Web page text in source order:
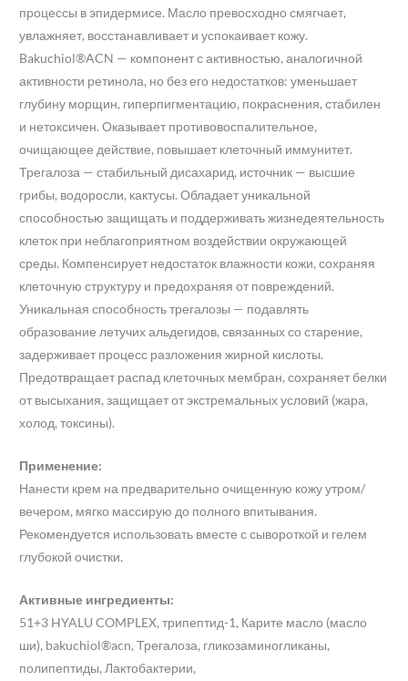
процессы в эпидермисе. Масло превосходно смягчает,
увлажняет, восстанавливает и успокаивает кожу.
Bakuchiol®ACN — компонент с активностью, аналогичной
активности ретинола, но без его недостатков: уменьшает
глубину морщин, гиперпигментацию, покраснения, стабилен
и нетоксичен. Оказывает противовоспалительное,
очищающее действие, повышает клеточный иммунитет.
Трегалоза — стабильный дисахарид, источник — высшие
грибы, водоросли, кактусы. Обладает уникальной
способностью защищать и поддерживать жизнедеятельность
клеток при неблагоприятном воздействии окружающей
среды. Компенсирует недостаток влажности кожи, сохраняя
клеточную структуру и предохраняя от повреждений.
Уникальная способность трегалозы — подавлять
образование летучих альдегидов, связанных со старение,
задерживает процесс разложения жирной кислоты.
Предотвращает распад клеточных мембран, сохраняет белки
от высыхания, защищает от экстремальных условий (жара,
холод, токсины).
Применение:
Нанести крем на предварительно очищенную кожу утром/
вечером, мягко массирую до полного впитывания.
Рекомендуется использовать вместе с сывороткой и гелем
глубокой очистки.
Активные ингредиенты:
51+3 HYALU COMPLEX, трипептид-1, Карите масло (масло
ши), bakuchiol®acn, Трегалоза, гликозаминогликаны,
полипептиды, Лактобактерии,